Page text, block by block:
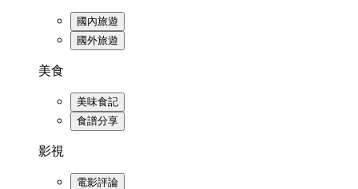
國內旅遊
國外旅遊
美食
美味食記
食譜分享
影視
電影評論